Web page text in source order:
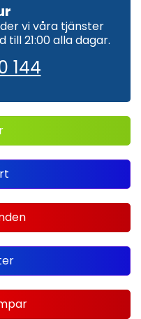
vi våra tjänster
21:00 alla dagar.
144